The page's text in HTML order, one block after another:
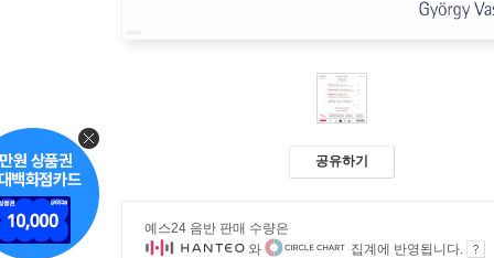
공유하기
예스24 음반 판매 수량은
와
집계에 반영됩니다.